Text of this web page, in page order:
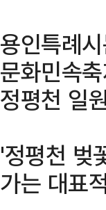
용인특례
문화민속
정평천 일
'정평천 벚
가는 대표